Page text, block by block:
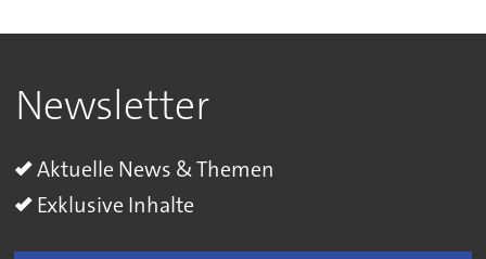
Newsletter
Aktuelle News & Themen
Exklusive Inhalte